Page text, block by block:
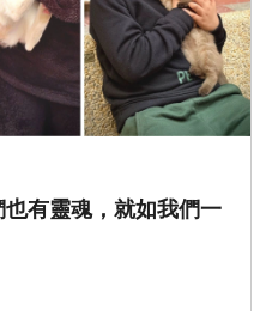
有靈魂，就如我們一